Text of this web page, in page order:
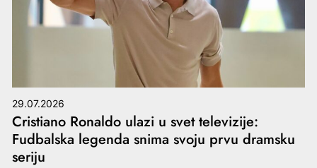
29.07.2026
Cristiano Ronaldo ulazi u svet televizije:
Fudbalska legenda snima svoju prvu dramsku
seriju